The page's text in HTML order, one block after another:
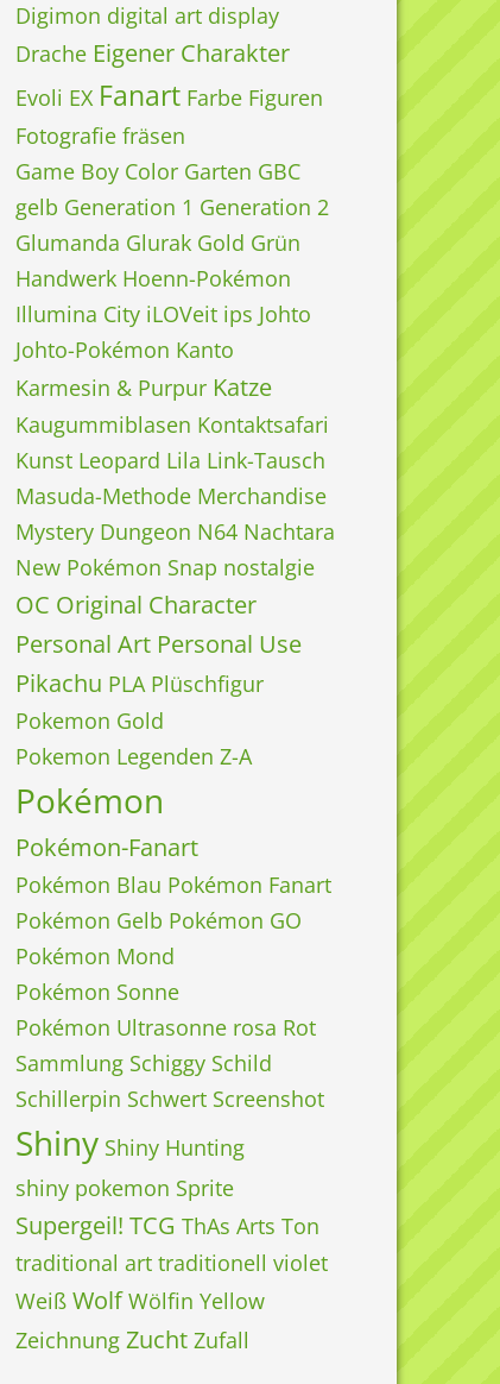
Digimon digital art display
Drache Eigener Charakter
Evoli EX Fanart Farbe Figuren
Fotografie fräsen
Game Boy Color Garten GBC
gelb Generation 1 Generation 2
Glumanda Glurak Gold Grün
Handwerk Hoenn-Pokémon
Illumina City iLOVeit ips Johto
Johto-Pokémon Kanto
Karmesin & Purpur Katze
Kaugummiblasen Kontaktsafari
Kunst Leopard Lila Link-Tausch
Masuda-Methode Merchandise
Mystery Dungeon N64 Nachtara
New Pokémon Snap nostalgie
OC Original Character
Personal Art Personal Use
Pikachu PLA Plüschfigur
Pokemon Gold
Pokemon Legenden Z-A
Pokémon
Pokémon-Fanart
Pokémon Blau Pokémon Fanart
Pokémon Gelb Pokémon GO
Pokémon Mond
Pokémon Sonne
Pokémon Ultrasonne rosa Rot
Sammlung Schiggy Schild
Schillerpin Schwert Screenshot
Shiny Shiny Hunting
shiny pokemon Sprite
Supergeil! TCG ThAs Arts Ton
traditional art traditionell violet
Weiß Wolf Wölfin Yellow
Zeichnung Zucht Zufall